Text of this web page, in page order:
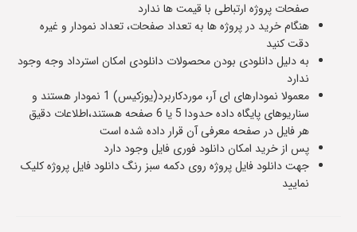
صفحات پروژه ارتباطی با قیمت ها ندارد
هنگام خرید در پروژه ها به تعداد صفحات، تعداد نمودار و غیره
دقت کنید
به دلیل دانلودی بودن محصولات دانلودی امکان استرداد وجه وجود
ندارد
معمولا نمودارهای ای آر، موردکاربرد(یوزکیس) 1 نمودار هستند و
سناریوهای پایگاه داده حدودا 5 یا 6 صفحه هستند،اطلاعات دقیق
هر فایل در صفحه معرفی آن قرار داده شده است
پس از خرید امکان دانلود فوری فایل وجود دارد
جهت دانلود فایل پروژه روی دکمه سبز رنگ دانلود فایل پروژه کلیک
نمایید